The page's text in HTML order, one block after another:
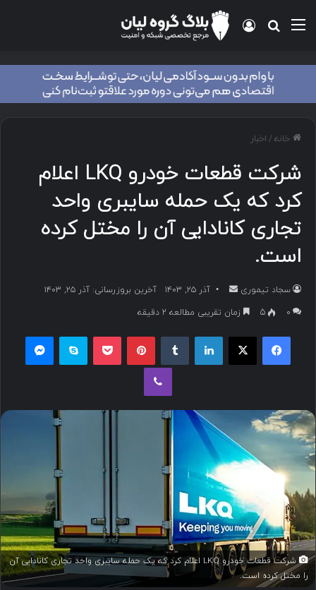
منو جستجو برای
ورود
خانه/ اخبار
شرکت قطعات خودرو LKQ اعلام
کرد که یک حمله سایبری واحد
تجاری کانادایی آن را مختل کرده
است.
سجاد تیموری
ا
ا
م
ی
آذر ۲۵, ۱۴۰۳
آخرین بروزرسانی: آذر ۲۵, ۱۴۰۳
۰
5 زمان تقریبی مطالعه 2 دقیقه
فیسبوک ایکس لینکداین پینتریست پاکت اسکایپ
وایبر
شرکت قطعات خودرو LKQ اعلام کرد که یک حمله سایبری واحد تجاری کانادایی آن
را مختل کرده است.